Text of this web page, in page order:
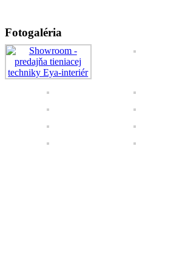
Fotogaléria